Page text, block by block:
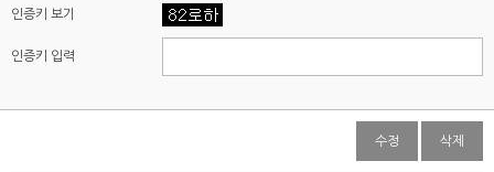
인증키 보기
인증키 입력
수정 삭제